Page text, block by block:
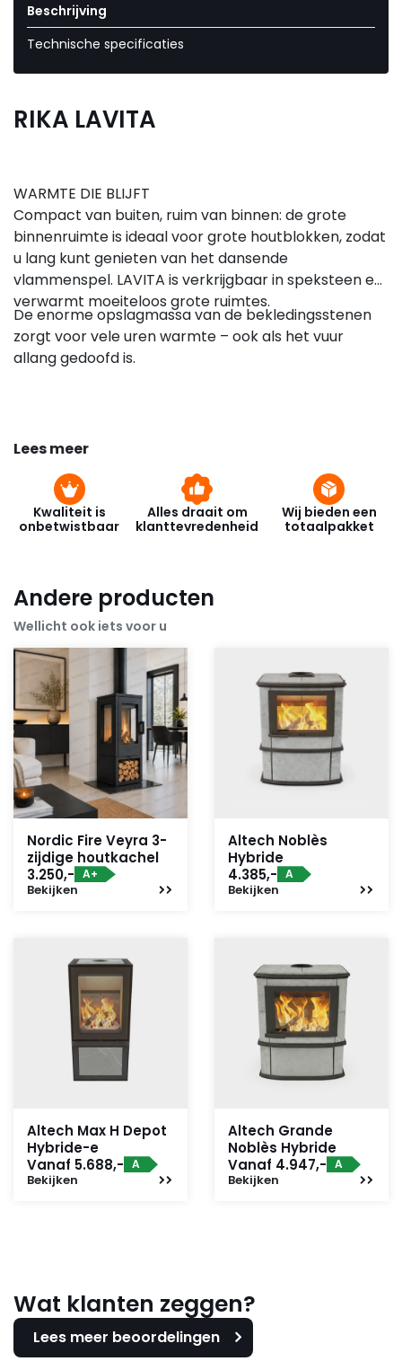
Beschrijving
Technische specificaties
RIKA LAVITA
WARMTE DIE BLIJFT
Compact van buiten, ruim van binnen: de grote
binnenruimte is ideaal voor grote houtblokken, zodat
u lang kunt genieten van het dansende
vlammenspel. LAVITA is verkrijgbaar in speksteen en
verwarmt moeiteloos grote ruimtes.
De enorme opslagmassa van de bekledingsstenen
zorgt voor vele uren warmte – ook als het vuur
allang gedoofd is.
Lees meer
Kwaliteit is
onbetwistbaar
Alles draait om
klanttevredenheid
Wij bieden een
totaalpakket
Andere producten
Wellicht ook iets voor u
Nordic Fire Veyra 3-
zijdige houtkachel
3.250,- A+
Bekijken
Altech Noblès
Hybride
4.385,- A
Bekijken
Altech Max H Depot
Hybride-e
Vanaf 5.688,- A
Bekijken
Altech Grande
Noblès Hybride
Vanaf 4.947,- A
Bekijken
Wat klanten zeggen?
Lees meer beoordelingen